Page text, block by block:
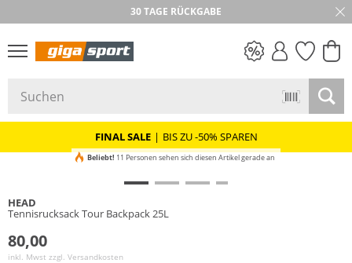
30 TAGE RÜCKGABE
FINAL SALE | BIS ZU -50% SPAREN
Beliebt! 11 Personen sehen sich diesen Artikel gerade an
HEAD
Tennisrucksack Tour Backpack 25L
80,00
inkl. Mwst zzgl. Versandkosten